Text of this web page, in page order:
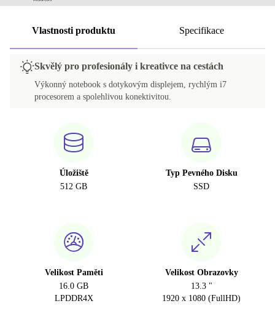
Vlastnosti produktu Specifikace
Skvělý pro profesionály i kreativce na cestách
Výkonný notebook s dotykovým displejem, rychlým i7
procesorem a spolehlivou konektivitou.
Úložiště
512 GB
Typ Pevného Disku
SSD
Velikost Paměti
16.0 GB
LPDDR4X
Velikost Obrazovky
13.3 "
1920 x 1080 (FullHD)